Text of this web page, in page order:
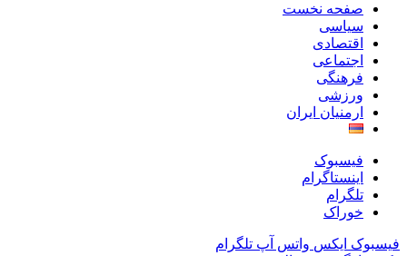
صفحه نخست
سیاسی
اقتصادی
اجتماعی
فرهنگی
ورزشی
ارمنیان ایران
فیسبوک
اینستاگرام
تلگرام
خوراک
فیسبوک ایکس واتس آپ تلگرام